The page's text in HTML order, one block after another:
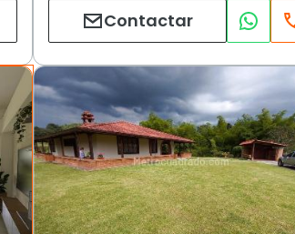
Contactar